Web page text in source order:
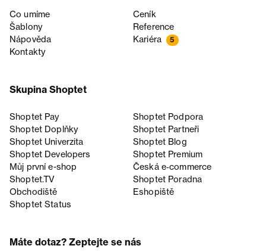
Co umíme
Ceník
Šablony
Reference
Nápověda
Kariéra 5
Kontakty
Skupina Shoptet
Shoptet Pay
Shoptet Podpora
Shoptet Doplňky
Shoptet Partneři
Shoptet Univerzita
Shoptet Blog
Shoptet Developers
Shoptet Premium
Můj první e-shop
Česká e‑commerce
Shoptet.TV
Shoptet Poradna
Obchodiště
Eshopiště
Shoptet Status
Máte dotaz? Zeptejte se nás